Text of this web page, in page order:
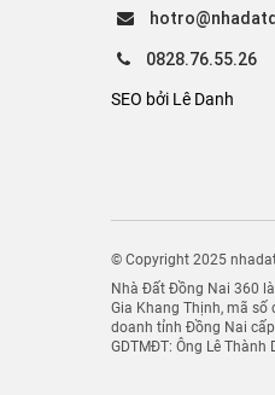
0828.76.55.26
SEO bởi Lê Danh
© Copyright 2025
Nhà Đất Đồng Nai 360
Gia Khang Thịnh, mã
doanh tỉnh Đồng Nai
GDTMĐT: Ông Lê Thành